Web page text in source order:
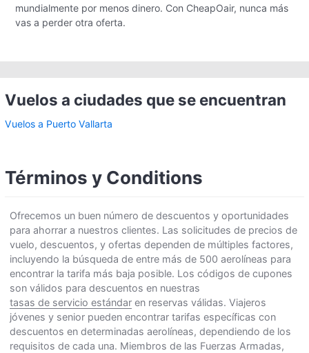
mundialmente por menos dinero. Con CheapOair, nunca más
vas a perder otra oferta.
Vuelos a ciudades que se encuentran
Vuelos a Puerto Vallarta
Términos y Conditions
Ofrecemos un buen número de descuentos y oportunidades
para ahorrar a nuestros clientes. Las solicitudes de precios de
vuelo, descuentos, y ofertas dependen de múltiples factores,
incluyendo la búsqueda de entre más de 500 aerolíneas para
encontrar la tarifa más baja posible. Los códigos de cupones
son válidos para descuentos en nuestras
tasas de servicio estándar en reservas válidas. Viajeros
jóvenes y senior pueden encontrar tarifas específicas con
descuentos en determinadas aerolíneas, dependiendo de los
requisitos de cada una. Miembros de las Fuerzas Armadas,